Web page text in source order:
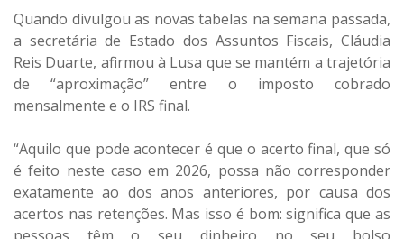
Quando divulgou as novas tabelas na semana passada,
a secretária de Estado dos Assuntos Fiscais, Cláudia
Reis Duarte, afirmou à Lusa que se mantém a trajetória
de “aproximação” entre o imposto cobrado
mensalmente e o IRS final.
“Aquilo que pode acontecer é que o acerto final, que só
é feito neste caso em 2026, possa não corresponder
exatamente ao dos anos anteriores, por causa dos
acertos nas retenções. Mas isso é bom: significa que as